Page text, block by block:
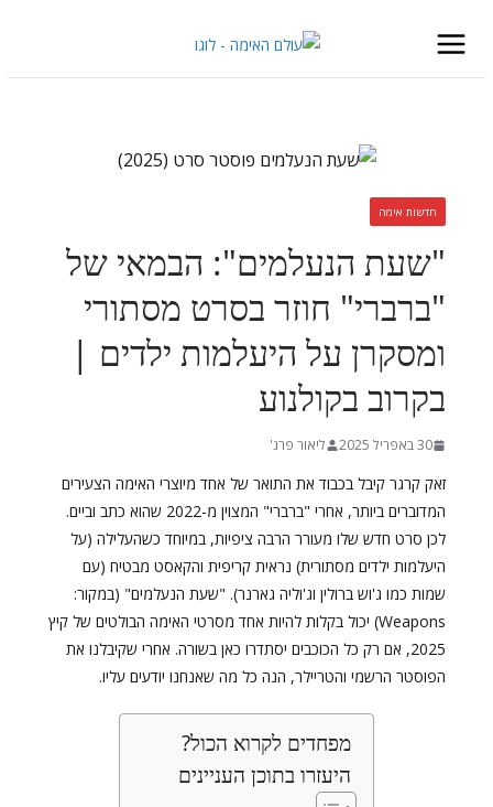
חדשות אימה
"שעת הנעלמים": הבמאי של
"ברברי" חוזר בסרט מסתורי
ומסקרן על היעלמות ילדים |
בקרוב בקולנוע
30 באפריל 2025 ליאור פרג'
זאק קרגר קיבל בכבוד את התואר של אחד מיוצרי האימה הצעירים
המדוברים ביותר, אחרי "ברברי" המצוין מ-2022 שהוא כתב וביים.
לכן סרט חדש שלו מעורר הרבה ציפיות, במיוחד כשהעלילה (על
היעלמות ילדים מסתורית) נראית קריפית והקאסט מבטיח (עם
שמות כמו ג'וש ברולין וג'וליה גארנר). "שעת הנעלמים" (במקור:
Weapons) יכול בקלות להיות אחד מסרטי האימה הבולטים של קיץ
2025, אם רק כל הכוכבים יסתדרו כאן בשורה. אחרי שקיבלנו את
הפוסטר הרשמי והטריילר, הנה כל מה שאנחנו יודעים עליו.
מפחדים לקרוא הכול?
היעזרו בתוכן העניינים